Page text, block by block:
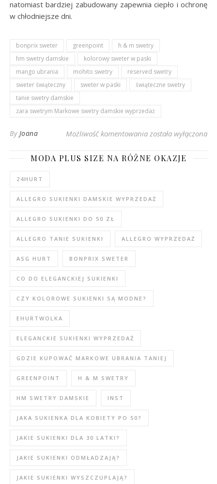
natomiast bardziej zabudowany zapewnia ciepło i ochronę
w chłodniejsze dni.
bonprix sweter greenpoint
h & m swetry
hm swetry damskie
kolorowy sweter w paski
mango ubrania
mohito swetry
reserved swetry
sweter świąteczny
sweter w paski
świąteczne swetry
tanie swetry damskie
zara swetrym Markowe swetry damskie wyprzedaż
By Joana Możliwość komentowania Jasnoróżowy damski
została wyłączona
MODA PLUS SIZE NA RÓŻNE OKAZJE
24HURT
ALLEGRO SUKIENKI DAMSKIE WYPRZEDAŻ
ALLEGRO SUKIENKI DO 50 ZŁ
ALLEGRO TANIE SUKIENKI ALLEGRO WYPRZEDAŻ
ASG HURT BONPRIX SWETER
CO DO ELEGANCKIEJ SUKIENKI
CZY KOLOROWE SUKIENKI SĄ MODNE?
EHURTWOLKA
ELEGANCKIE SUKIENKI WYPRZEDAŻ
GDZIE KUPOWAĆ MARKOWE UBRANIA TANIEJ
GREENPOINT H & M SWETRY
HM SWETRY DAMSKIE INST
JAKA SUKIENKA DLA KOBIETY PO 50?
JAKIE SUKIENKI DLA 30 LATKI?
JAKIE SUKIENKI ODMŁADZAJĄ?
JAKIE SUKIENKI WYSZCZUPLAJĄ?